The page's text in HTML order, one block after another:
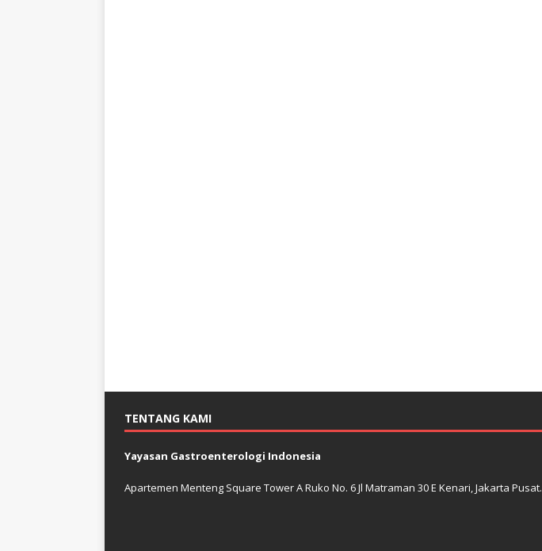
TENTANG KAMI
Yayasan Gastroenterologi Indonesia
Apartemen Menteng Square Tower A Ruko No. 6 Jl Matraman 30 E Kenari, Jakarta Pusat.